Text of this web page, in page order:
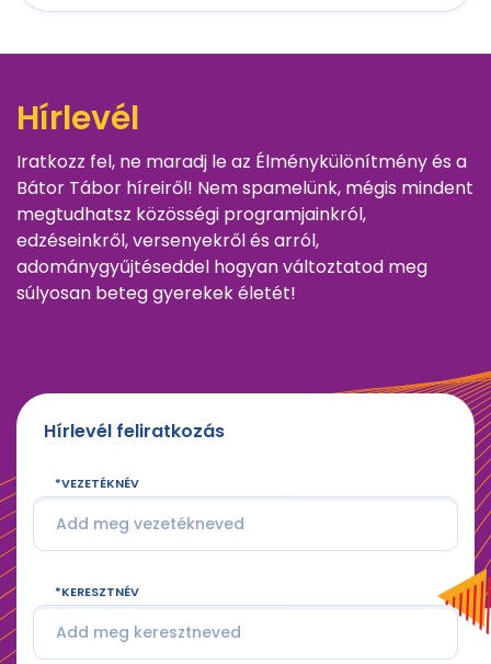
Hírlevél
Iratkozz fel, ne maradj le az Élménykülönítmény és a
Bátor Tábor híreiről! Nem spamelünk, mégis mindent
megtudhatsz közösségi programjainkról,
edzéseinkről, versenyekről és arról,
adománygyűjtéseddel hogyan változtatod meg
súlyosan beteg gyerekek életét!
Hírlevél feliratkozás
VEZETÉKNÉV
KERESZTNÉV